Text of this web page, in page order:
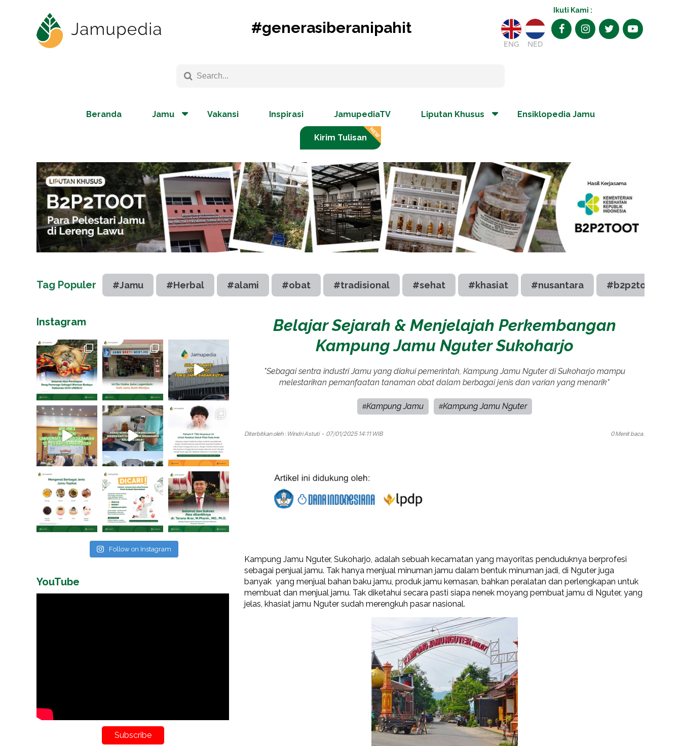
#generasiberanipahit
Ikuti Kami :
ENG NED
Beranda Jamu Vakansi Inspirasi JamupediaTV Liputan Khusus Ensiklopedia Jamu
Kirim Tulisan
Tag Populer #Jamu #Herbal #alami #obat #tradisional #sehat #khasiat #nusantara #b2p2toot
Belajar Sejarah & Menjelajah Perkembangan
Kampung Jamu Nguter Sukoharjo
"Sebagai sentra industri Jamu yang diakui pemerintah, Kampung Jamu Nguter di Sukoharjo mampu
melestarikan pemanfaatan tanaman obat dalam berbagai jenis dan varian yang menarik"
#Kampung Jamu #Kampung Jamu Nguter
Diterbitkan oleh : Windri Astuti- 07/01/2025 14:11 WIB 0 Menit baca.
Kampung Jamu Nguter, Sukoharjo, adalah sebuah kecamatan yang mayoritas penduduknya berprofesi
sebagai penjual jamu. Tak hanya menjual minuman jamu dalam bentuk minuman jadi, di Nguter juga
banyak yang menjual bahan baku jamu, produk jamu kemasan, bahkan peralatan dan perlengkapan untuk
membuat dan menjual jamu. Tak diketahui secara pasti siapa nenek moyang pembuat jamu di Nguter, yang
jelas, khasiat jamu Nguter sudah merengkuh pasar nasional.
Instagram
Follow on Instagram
YouTube
Subscribe